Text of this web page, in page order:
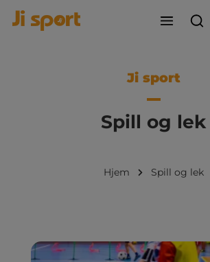
Ji sport
Spill og lek
Hjem Spill og lek